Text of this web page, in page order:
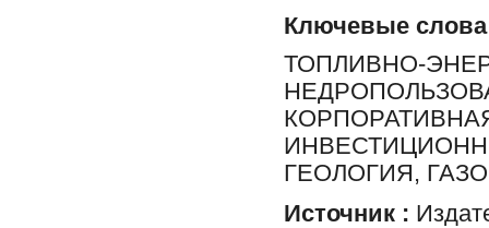
Ключевые слова
ТОПЛИВНО-
ГЕОЛОГИЯ,
Источник :